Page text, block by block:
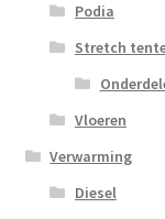
Podia
Stretch
Vloeren
Verwarming
Diesel